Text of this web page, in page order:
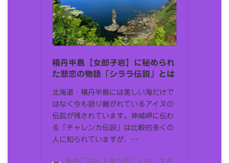
積丹半島【女郎子岩】に秘められ
た悲恋の物語「シララ伝説」とは
北海道・積丹半島には美しい海だけで
はなく今も語り継がれているアイヌの
伝説が残されています。神威岬に伝わ
る「チャレンカ伝説」は比較的多くの
人に知られていますが、…
あゆごはん｜食べることは、生き